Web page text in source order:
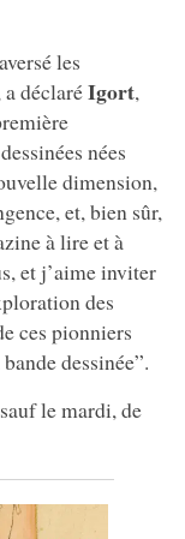
les
déclaréIgort,
nées
dimension,
et, bien sûr,
à lire et à
et j’aime inviter
des
ces pionniers
dessinée”.
le mardi, de